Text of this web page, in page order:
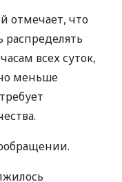
отмечает, что
всех суток,
меньше